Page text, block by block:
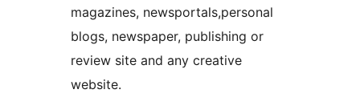
magazines, newsportals,personal
blogs, newspaper, publishing or
review site and any creative
website.